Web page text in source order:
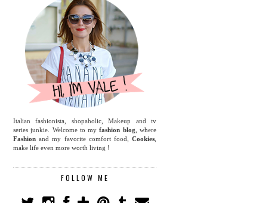
Italian fashionista, shopaholic, Makeup and tv
series junkie. Welcome to myfashion blog , where
Fashion and my favorite comfort food, Cookies
make life even more worth living !
FOLLOW ME